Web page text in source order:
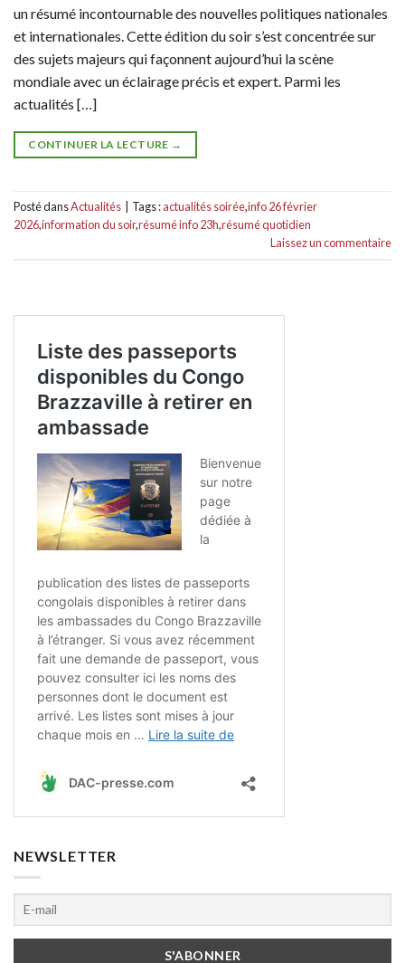
un résumé incontournable des nouvelles politiques nationales
et internationales. Cette édition du soir s’est concentrée sur
des sujets majeurs qui façonnent aujourd’hui la scène
mondiale avec un éclairage précis et expert. Parmi les
actualités […]
CONTINUER LA LECTURE →
Posté dansActualités Tags :actualités soirée,info 26 février
2026,information du soir,résumé info 23h,résumé quotidien
Laissez un commentaire
NEWSLETTER